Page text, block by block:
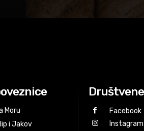
Moru
i Jakov
Facebook
Instagram